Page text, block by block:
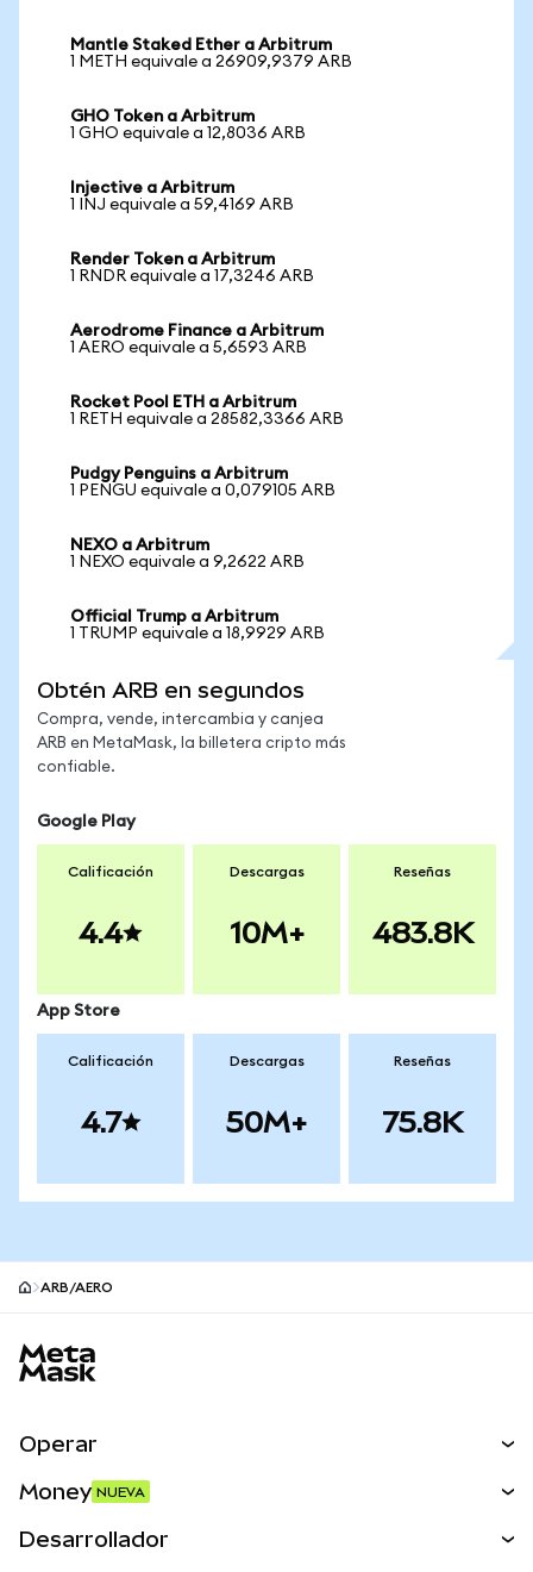
Mantle Staked Ether a Arbitrum
1 METH equivale a 26909,9379 ARB
GHO Token a Arbitrum
1 GHO equivale a 12,8036 ARB
Injective a Arbitrum
1 INJ equivale a 59,4169 ARB
Render Token a Arbitrum
1 RNDR equivale a 17,3246 ARB
Aerodrome Finance a Arbitrum
1 AERO equivale a 5,6593 ARB
Rocket Pool ETH a Arbitrum
1 RETH equivale a 28582,3366 ARB
Pudgy Penguins a Arbitrum
1 PENGU equivale a 0,079105 ARB
NEXO a Arbitrum
1 NEXO equivale a 9,2622 ARB
Official Trump a Arbitrum
1 TRUMP equivale a 18,9929 ARB
Obtén ARB en segundos
Compra, vende, intercambia y canjea
ARB en MetaMask, la billetera cripto más
confiable.
Google Play
Calificación
4.4
Descargas
10M+
Reseñas
483.8K
App Store
Calificación
4.7
Descargas
50M+
Reseñas
75.8K
ARB/AERO
Operar
Money NUEVA
Desarrollador